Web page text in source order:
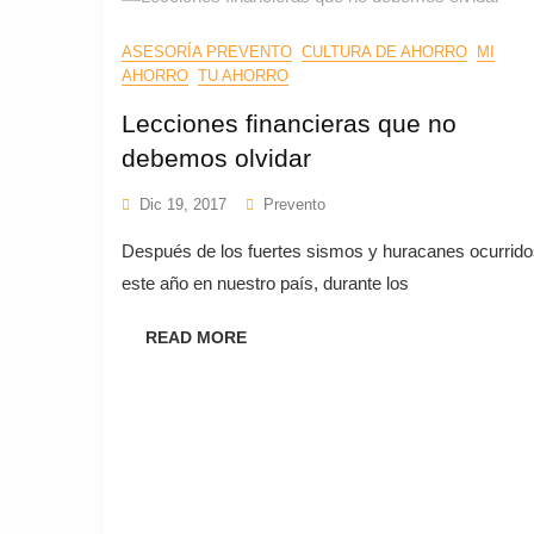
ASESORÍA PREVENTO CULTURA DE AHORRO
MI
AHORRO TU AHORRO
Lecciones financieras que no
debemos olvidar
Dic 19, 2017 Prevento
Después de los fuertes sismos y huracanes
este año en nuestro país, durante los
READ MORE